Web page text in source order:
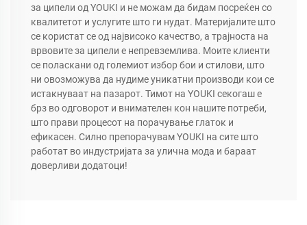
за ципели од YOUKI и не можам да бидам посреќен со
квалитетот и услугите што ги нудат. Материјалите што
се користат се од највисоко качество, а трајноста на
врвовите за ципели е непревземлива. Моите клиенти
се поласкани од големиот избор бои и стилови, што
ни овозможува да нудиме уникатни производи кои се
истакнуваат на пазарот. Тимот на YOUKI секогаш е
брз во одговорот и внимателен кон нашите потреби,
што прави процесот на порачување глаток и
ефикасен. Силно препорачувам YOUKI на сите што
работат во индустријата за улична мода и бараат
доверливи додатоци!